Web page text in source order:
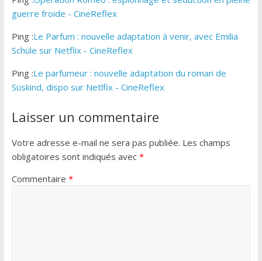
guerre froide - CineReflex
Ping :Le Parfum : nouvelle adaptation à venir, avec Emilia
Schüle sur Netflix - CineReflex
Ping :Le parfumeur : nouvelle adaptation du roman de
Süskind, dispo sur Netlfix - CineReflex
Laisser un commentaire
Votre adresse e-mail ne sera pas publiée. Les champs
obligatoires sont indiqués avec *
Commentaire *